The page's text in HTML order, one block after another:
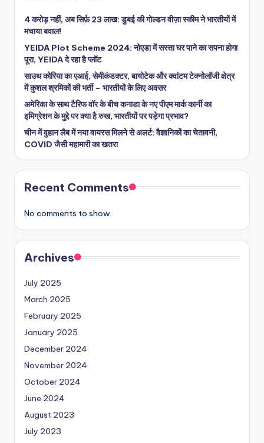
4 करोड़ नहीं, अब सिर्फ़ 23 लाख: डुबई की गोल्डन वीज़ा स्कीम ने भारतीयों में
मचाया बवाल!
YEIDA Plot Scheme 2024: नोएडा में सस्ता घर पाने का सपना होगा
पूरा, YEIDA दे रहा है प्लॉट
साउथ कोरिया का एआई, सेमीकंडक्टर, बायोटेक और क्वांटम टेक्नोलॉजी क्षेत्र
में कुशल श्रमिकों की भर्ती – भारतीयों के लिए अवसर
अमेरिका के साथ टैरिफ वॉर के बीच कनाडा के नए पीएम मार्क कार्नी का
इमिग्रेशन के मुद्दे पर क्या है रुख, भारतीयों पर पड़ेगा प्रभाव?
चीन में वुहान लैब में नया वायरस मिलने से अलर्ट: वैज्ञानिकों का चेतावनी,
COVID जैसी महामारी का खतरा
Recent Comments
No comments to show.
Archives
July 2025
March 2025
February 2025
January 2025
December 2024
November 2024
October 2024
June 2024
August 2023
July 2023